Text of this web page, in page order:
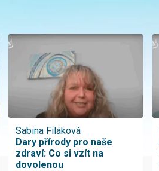
Sabina Filáková
Dary přírody pro naše
zdraví: Co si vzít na
dovolenou